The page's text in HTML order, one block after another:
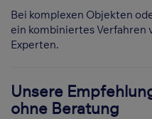
Bei komplexen Objekten
ein kombiniertes Verfahren
Experten.
Unsere
ohne Beratung